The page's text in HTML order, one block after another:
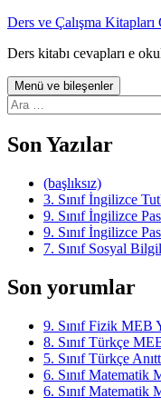
İçeriğe
Ders ve Çalışma Kitapları
Ders kitabı cevapları e
Menü ve bileşenler
Arama:
Son Yazılar
(başlıksız)
3. Sınıf İngilizce
9. Sınıf İngilizce
9. Sınıf İngilizce
7. Sınıf Sosyal
Son yorumlar
9. Sınıf Fizik MEB
8. Sınıf Türkçe
5. Sınıf Türkçe
6. Sınıf Matematik
6. Sınıf Matematik